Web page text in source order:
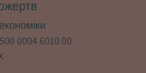
0004 6010 00